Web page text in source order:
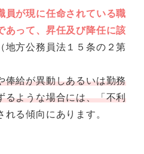
員が現に任命されている職
あって、昇任及び降任に該
地方公務員法１５条の２第
俸給が異動しあるいは勤務
るような場合には、「不利
れる傾向にあります。